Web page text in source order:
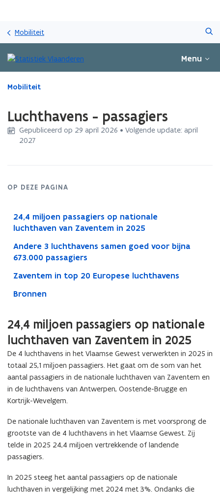
gaan
Mobiliteit
Menu
Gedaan
bevindt
Mobiliteit
Luchthavens - passagiers
Gepubliceerd op 29 april 2026 • Volgende update: april
2027
OP DEZE PAGINA
24,4 miljoen passagiers op nationale
luchthaven van Zaventem in 2025
Andere 3 luchthavens samen goed voor bijna
673.000 passagiers
Zaventem in top 20 Europese luchthavens
Bronnen
24,4 miljoen passagiers op nationale
luchthaven van Zaventem in 2025
De 4 luchthavens in het Vlaamse Gewest verwerkten in 2025 in
totaal 25,1 miljoen passagiers. Het gaat om de som van het
aantal passagiers in de nationale luchthaven van Zaventem en
in de luchthavens van Antwerpen, Oostende-Brugge en
Kortrijk-Wevelgem.
De nationale luchthaven van Zaventem is met voorsprong de
grootste van de 4 luchthavens in het Vlaamse Gewest. Zij
telde in 2025 24,4 miljoen vertrekkende of landende
passagiers.
In 2025 steeg het aantal passagiers op de nationale
luchthaven in vergelijking met 2024 met 3%. Ondanks die